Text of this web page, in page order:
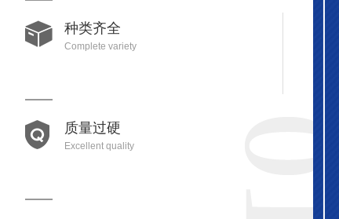
种类齐全
Complete variety
质量过硬
Excellent quality